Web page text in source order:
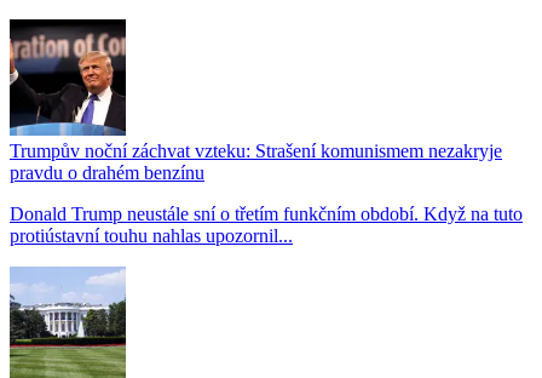
Trumpův noční záchvat vzteku: Strašení komunismem nezakryje
pravdu o drahém benzínu
Donald Trump neustále sní o třetím funkčním období. Když na tuto
protiústavní touhu nahlas upozornil...